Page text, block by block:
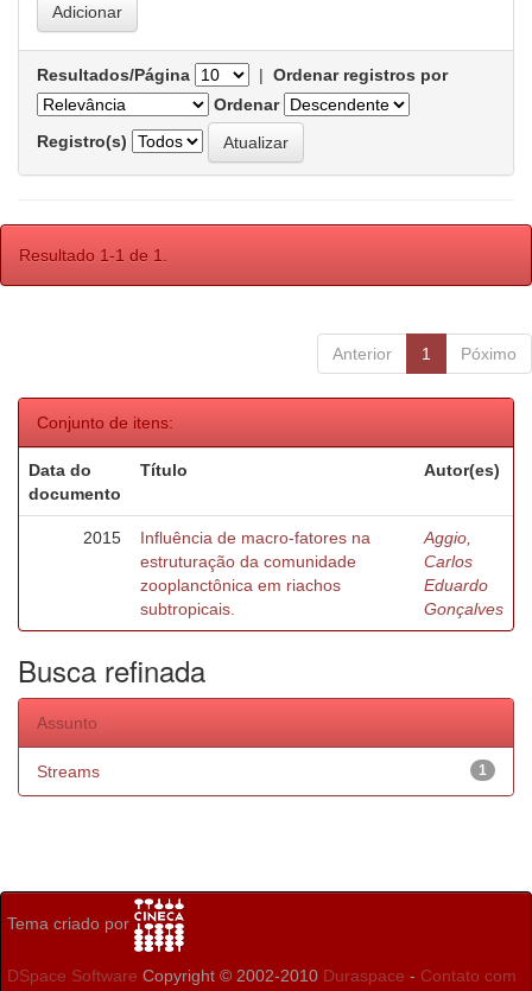
Resultados/Página | Ordenar registros por
Ordenar
Registro(s)
Resultado 1-1 de 1.
Anterior 1 Póximo
Conjunto de itens:
Data do
documento
Título Autor(es)
2015
Influência de macro-fatores na
estruturação da comunidade
zooplanctônica em riachos
subtropicais.
Aggio,
Carlos
Eduardo
Gonçalves
Busca refinada
Assunto
1
Streams
Tema criado por
DSpace Software Copyright © 2002-2010 Duraspace - Contato com